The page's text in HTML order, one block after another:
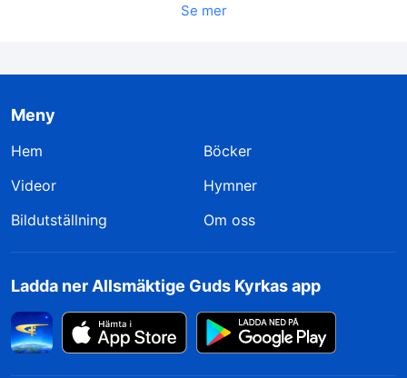
Se mer
Meny
Hem
Böcker
Videor
Hymner
Bildutställning
Om oss
Ladda ner Allsmäktige Guds Kyrkas app